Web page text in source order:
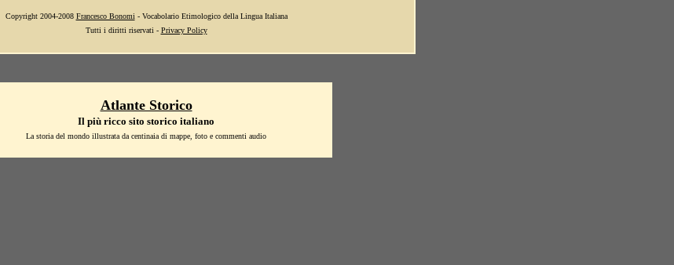
Copyright 2004-2008 Francesco Bonomi - Vocabolario Etimologico della Lingua Italiana
Tutti i diritti riservati - Privacy Policy
Atlante Storico
Il più ricco sito storico italiano
La storia del mondo illustrata da centinaia di mappe, foto e commenti audio